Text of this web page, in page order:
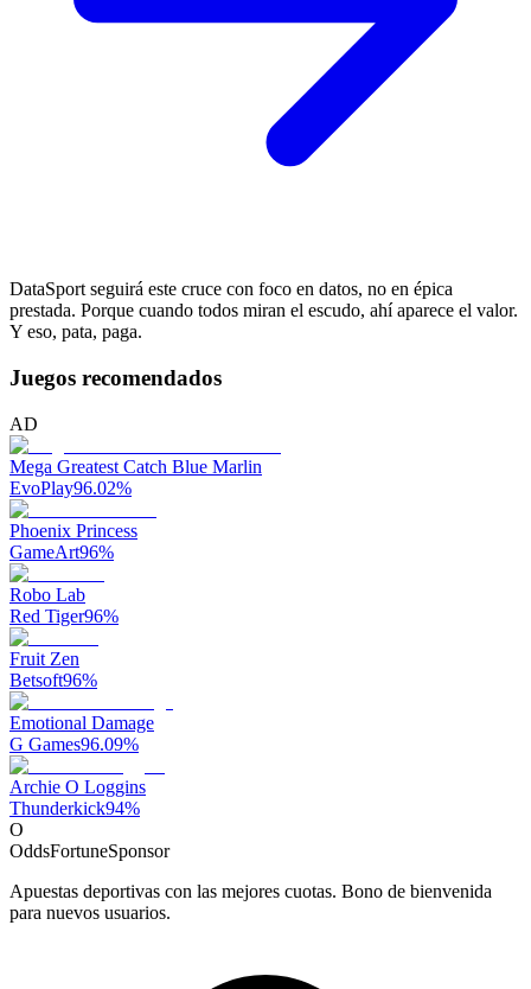
DataSport seguirá este cruce con foco en datos, no en épica
prestada. Porque cuando todos miran el escudo, ahí aparece el valor.
Y eso, pata, paga.
Juegos recomendados
AD
Mega Greatest Catch Blue Marlin
EvoPlay96.02%
Phoenix Princess
GameArt96%
Robo Lab
Red Tiger96%
Fruit Zen
Betsoft96%
Emotional Damage
G Games96.09%
Archie O Loggins
Thunderkick94%
O
OddsFortuneSponsor
Apuestas deportivas con las mejores cuotas. Bono de bienvenida
para nuevos usuarios.